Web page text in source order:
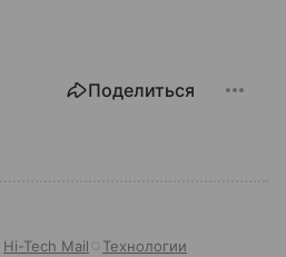
Поделиться
Hi-Tech Mail Технологии